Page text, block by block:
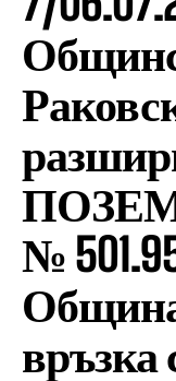
№
връзка